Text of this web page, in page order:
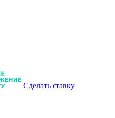
Сделать ставку